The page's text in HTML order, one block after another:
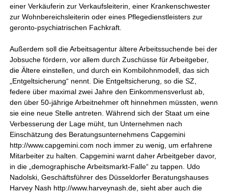
einer Verkäuferin zur Verkaufsleiterin, einer Krankenschwester
zur Wohnbereichsleiterin oder eines Pflegedienstleisters zur
geronto-psychiatrischen Fachkraft.
Außerdem soll die Arbeitsagentur ältere Arbeitssuchende bei der
Jobsuche fördern, vor allem durch Zuschüsse für Arbeitgeber,
die Ältere einstellen, und durch ein Kombilohnmodell, das sich
„Entgeltsicherung“ nennt. Die Entgeltsicherung, so die SZ,
federe über maximal zwei Jahre den Einkommensverlust ab,
den über 50-jährige Arbeitnehmer oft hinnehmen müssten, wenn
sie eine neue Stelle antreten. Während sich der Staat um eine
Verbesserung der Lage müht, tun Unternehmen nach
Einschätzung des Beratungsunternehmens Capgemini
http://www.capgemini.com noch immer zu wenig, um erfahrene
Mitarbeiter zu halten. Capgemini warnt daher Arbeitgeber davor,
in die „demographische Arbeitsmarkt-Falle“ zu tappen. Udo
Nadolski, Geschäftsführer des Düsseldorfer Beratungshauses
Harvey Nash http://www.harveynash.de, sieht aber auch die